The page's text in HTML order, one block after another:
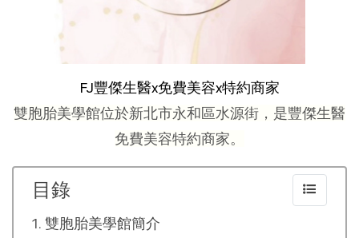
FJ豐傑生醫x免費美容x特約商家
雙胞胎美學館位於新北市永和區水源街，是豐傑生醫
免費美容特約商家。
目錄
雙胞胎美學館簡介